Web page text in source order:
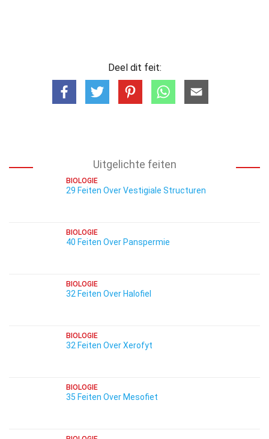
Deel dit feit:
Uitgelichte feiten
BIOLOGIE
29 Feiten Over Vestigiale Structuren
BIOLOGIE
40 Feiten Over Panspermie
BIOLOGIE
32 Feiten Over Halofiel
BIOLOGIE
32 Feiten Over Xerofyt
BIOLOGIE
35 Feiten Over Mesofiet